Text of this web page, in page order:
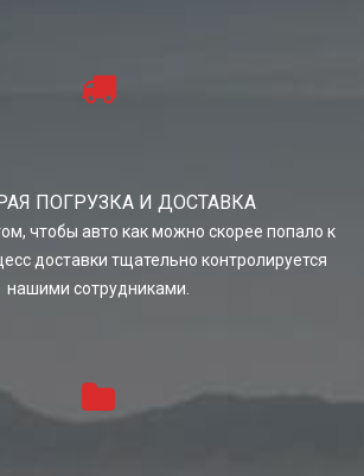
ПОГРУЗКА И ДОСТАВКА
чтобы авто как можно скорее попало к
доставки тщательно контролируется
нашими сотрудниками.